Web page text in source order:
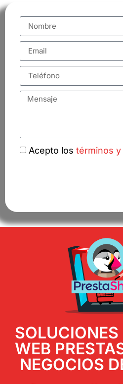
Acepto los términos
SOLUCIONES
WEB
NEGOCIOS